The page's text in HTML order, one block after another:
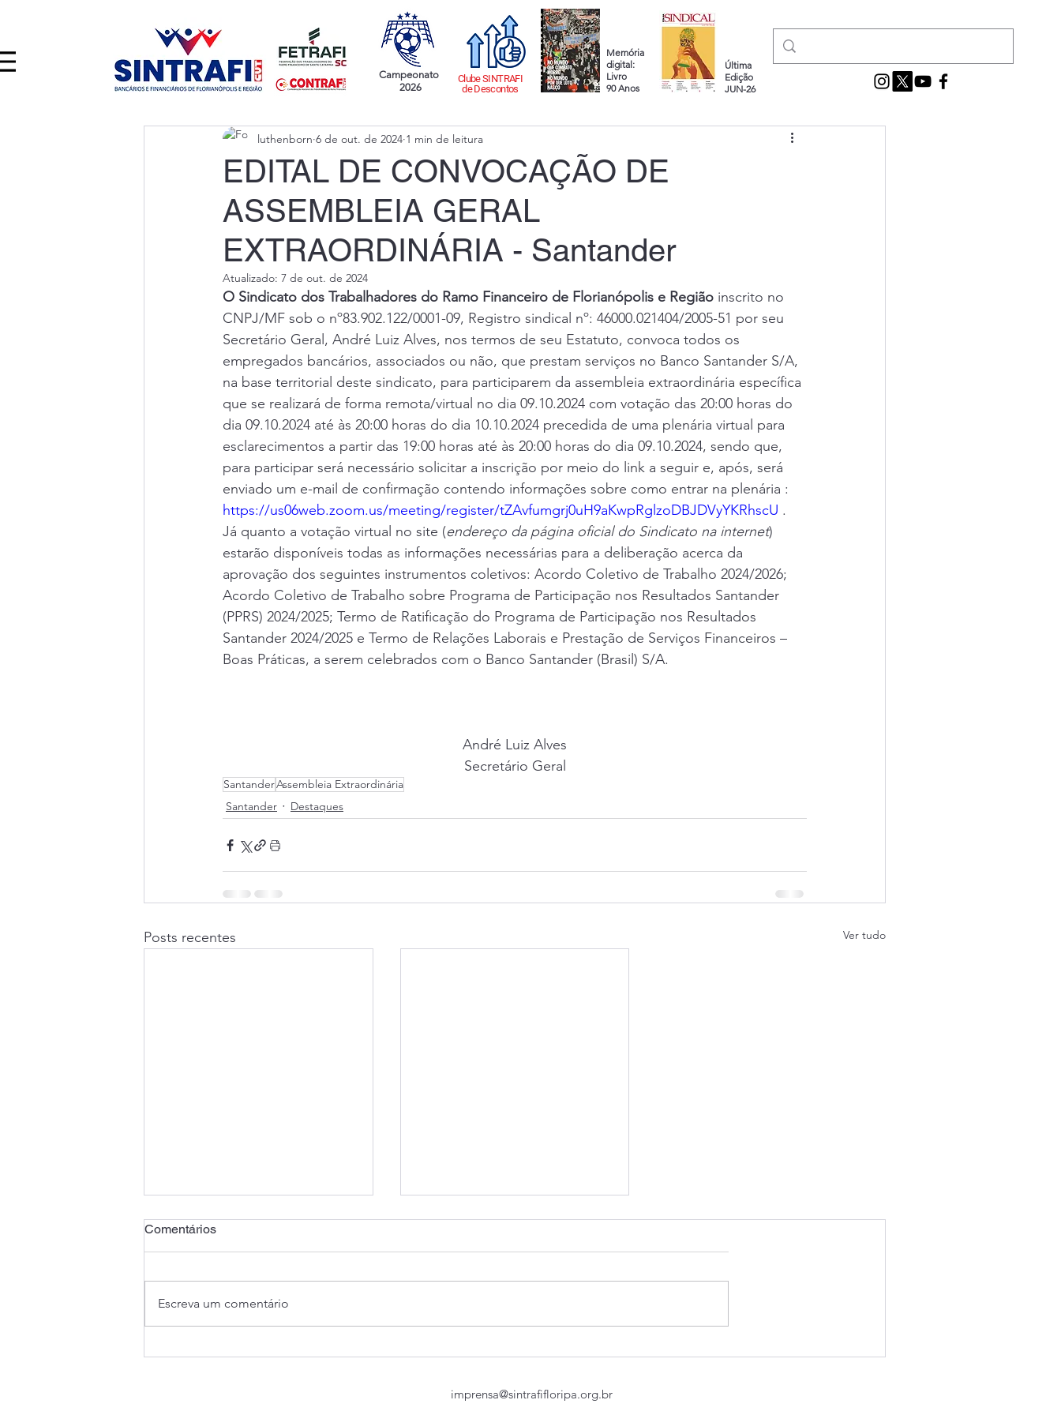
Campeonato
2026
Clube SINTRAFI
de Descontos
Memória
digital:
Livro
90 Anos
Última
Edição
JUN-26
EDITAL DE CONVOCAÇÃO DE
ASSEMBLEIA GERAL
EXTRAORDINÁRIA - Santander
luthenborn 6 de out. de 2024 1 min de leitura
Atualizado: 7 de out. de 2024
O Sindicato dos Trabalhadores do Ramo Financeiro de Florianópolis e Região inscrito no
CNPJ/MF sob o nº83.902.122/0001-09, Registro sindical nº: 46000.021404/2005-51 por seu
Secretário Geral, André Luiz Alves, nos termos de seu Estatuto, convoca todos os
empregados bancários, associados ou não, que prestam serviços no Banco Santander S/A,
na base territorial deste sindicato, para participarem da assembleia extraordinária específica
que se realizará de forma remota/virtual no dia 09.10.2024 com votação das 20:00 horas do
dia 09.10.2024 até às 20:00 horas do dia 10.10.2024 precedida de uma plenária virtual para
esclarecimentos a partir das 19:00 horas até às 20:00 horas do dia 09.10.2024, sendo que,
para participar será necessário solicitar a inscrição por meio do link a seguir e, após, será
enviado um e-mail de confirmação contendo informações sobre como entrar na plenária :
https://us06web.zoom.us/meeting/register/tZAvfumgrj0uH9aKwpRglzoDBJDVyYKRhscU .
Já quanto a votação virtual no site (endereço da página oficial do Sindicato na internet)
estarão disponíveis todas as informações necessárias para a deliberação acerca da
aprovação dos seguintes instrumentos coletivos: Acordo Coletivo de Trabalho 2024/2026;
Acordo Coletivo de Trabalho sobre Programa de Participação nos Resultados Santander
(PPRS) 2024/2025; Termo de Ratificação do Programa de Participação nos Resultados
Santander 2024/2025 e Termo de Relações Laborais e Prestação de Serviços Financeiros –
Boas Práticas, a serem celebrados com o Banco Santander (Brasil) S/A.
André Luiz Alves
Secretário Geral
SantanderAssembleia Extraordinária
Santander
Destaques
Posts recentes Ver tudo
Comentários
Escreva um comentário
imprensa@sintrafifloripa.org.br